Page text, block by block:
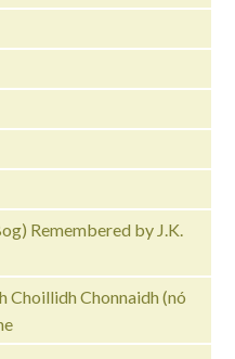
Remembered by J.K.
Choillidh Chonnaidh (nó